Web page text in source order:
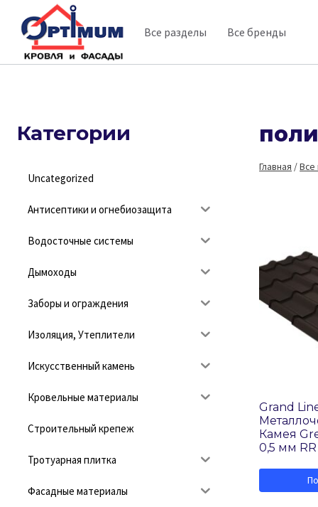
содержимому
Все разделы Все бренды
Главная /Все
Grand
Камея
0,5 мм RR
Категории
Uncategorized
Антисептики и огнебиозащита
Водосточные системы
Дымоходы
Заборы и ограждения
Изоляция, Утеплители
Искусственный камень
Кровельные материалы
Строительный крепеж
Тротуарная плитка
Фасадные материалы